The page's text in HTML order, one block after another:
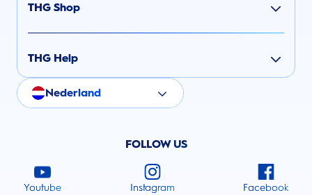
THG Shop
THG Help
Nederland
FOLLOW US
Youtube Instagram Facebook